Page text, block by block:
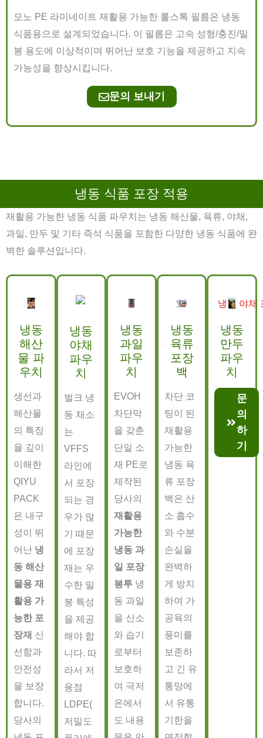
모노 PE 라미네이트 재활용 가능한 롤스톡 필름은 냉동
식품용으로 설계되었습니다. 이 필름은 고속 성형/충진/밀
봉 용도에 이상적이며 뛰어난 보호 기능을 제공하고 지속
가능성을 향상시킵니다.
문의 보내기
냉동 식품 포장 적용
재활용 가능한 냉동 식품 파우치는 냉동 해산물, 육류, 야채,
과일, 만두 및 기타 즉석 식품을 포함한 다양한 냉동 식품에 완
벽한 솔루션입니다.
냉동
해산
물 파
우치
생선과
해산물
의 특징
을 깊이
이해한
QIYU
PACK
은 내구
성이 뛰
어난 냉
동 해산
물용 재
활용 가
능한 포
장재 신
선함과
안전성
을 보장
합니다.
당사의
냉동
야채
파우
치
벌크 냉
동 채소
는
VFFS
라인에
서 포장
되는 경
우가 많
기 때문
에 포장
재는 우
수한 밀
봉 특성
을 제공
해야 합
니다. 따
라서 저
융점
LDPE(
저밀도
냉동
과일
파우
치
EVOH
차단막
을 갖춘
단일 소
재 PE로
제작된
당사의
재활용
가능한
냉동 과
일 포장
봉투 냉
동 과일
을 산소
와 습기
로부터
보호하
여 극저
온에서
도 내용
냉동
육류
포장
백
차단 코
팅이 된
재활용
가능한
냉동 육
류 포장
백은 산
소 흡수
와 수분
손실을
완벽하
게 방지
하여 가
공육의
풍미를
보존하
고 긴 유
통망에
서 유통
기한을
냉동
만두
파우
치
문
의
하
기